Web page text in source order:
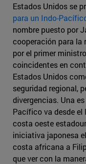
Estados Unidos se
para un Indo-
nombre puesto por
cooperación para la
por el primer
coincidentes en
Estados Unidos
seguridad regional,
divergencias. Una
Pacífico va desde
costa oeste
iniciativa japonesa
costa africana a
que ver con la